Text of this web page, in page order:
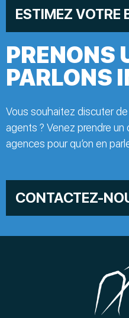
PRENONS
PARLONS
Vous souhaitez discuter
agents ? Venez prendre
agences pour qu’on en
CONTACTEZ-
ESTIMEZ VOTRE